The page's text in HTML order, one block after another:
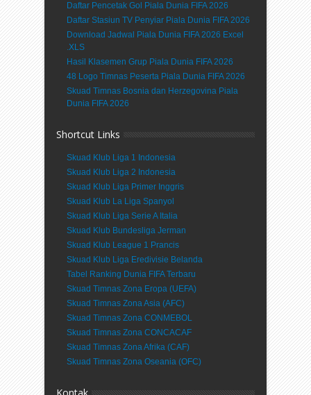
Daftar Pencetak Gol Piala Dunia FIFA 2026
Daftar Stasiun TV Penyiar Piala Dunia FIFA 2026
Download Jadwal Piala Dunia FIFA 2026 Excel
.XLS
Hasil Klasemen Grup Piala Dunia FIFA 2026
48 Logo Timnas Peserta Piala Dunia FIFA 2026
Skuad Timnas Bosnia dan Herzegovina Piala
Dunia FIFA 2026
Shortcut Links
Skuad Klub Liga 1 Indonesia
Skuad Klub Liga 2 Indonesia
Skuad Klub Liga Primer Inggris
Skuad Klub La Liga Spanyol
Skuad Klub Liga Serie A Italia
Skuad Klub Bundesliga Jerman
Skuad Klub League 1 Prancis
Skuad Klub Liga Eredivisie Belanda
Tabel Ranking Dunia FIFA Terbaru
Skuad Timnas Zona Eropa (UEFA)
Skuad Timnas Zona Asia (AFC)
Skuad Timnas Zona CONMEBOL
Skuad Timnas Zona CONCACAF
Skuad Timnas Zona Afrika (CAF)
Skuad Timnas Zona Oseania (OFC)